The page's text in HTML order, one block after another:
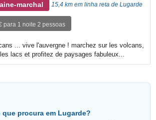
marchal 15,4 km em linha reta de Lugarde
para 1 noite 2 pessoas
... vive l'auvergne ! marchez sur les volcans,
lacs et profitez de paysages fabuleux...
que procura em Lugarde?